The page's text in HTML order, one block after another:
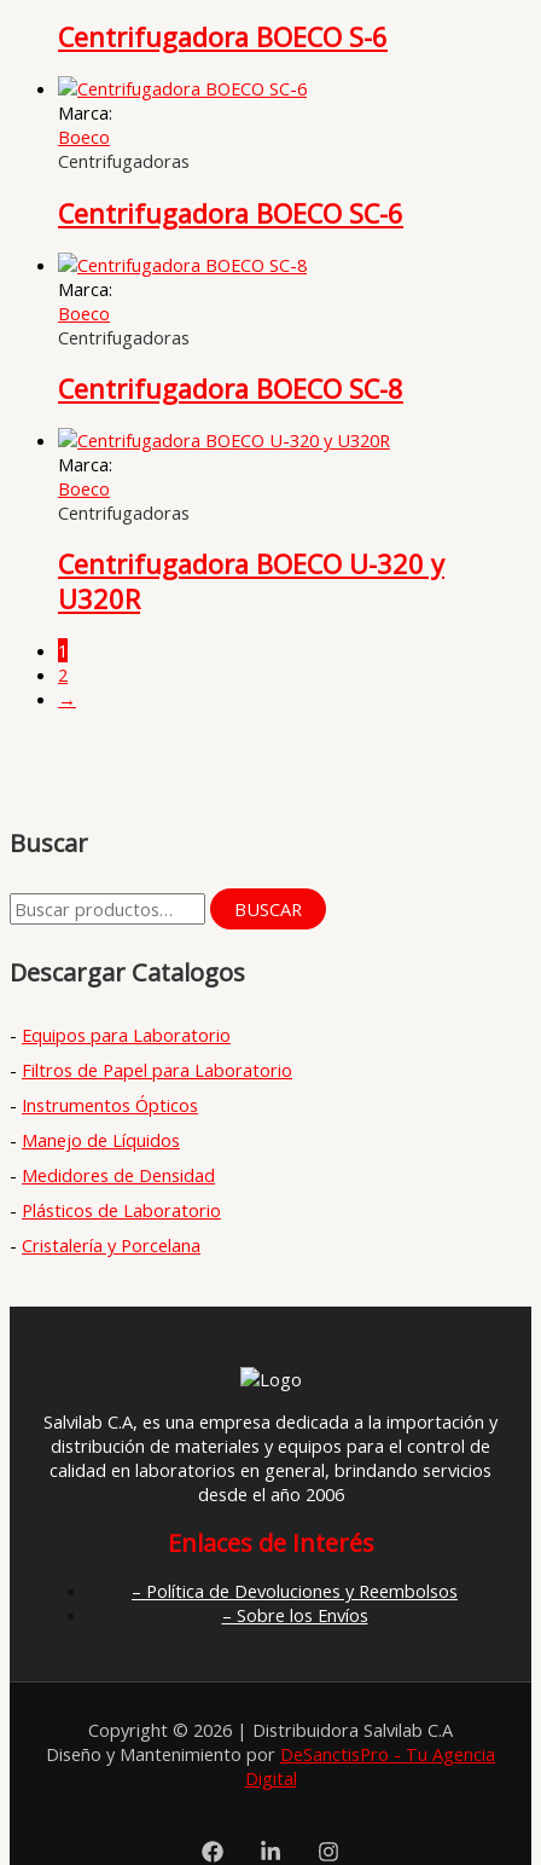
Buscar
B
s
a
r
p
o
r
:
BUSCAR
Descargar Catalogos
- Equipos para Laboratorio
- Filtros de Papel para Laboratorio
- Instrumentos Ópticos
- Manejo de Líquidos
- Medidores de Densidad
- Plásticos de Laboratorio
- Cristalería y Porcelana
Centrifugadora BOECO S-6
Marca:
Boeco
Centrifugadoras
Centrifugadora BOECO SC-6
Marca:
Boeco
Centrifugadoras
Centrifugadora BOECO SC-8
Marca:
Boeco
Centrifugadoras
Centrifugadora BOECO U-320 y
U320R
1
2
→
Salvilab C.A, es una empresa dedicada a la importación y
distribución de materiales y equipos para el control de
calidad en laboratorios en general, brindando servicios
desde el año 2006
Enlaces de Interés
– Política de Devoluciones y Reembolsos
– Sobre los Envíos
Copyright © 2026 | Distribuidora Salvilab C.A
Diseño y Mantenimiento por DeSanctisPro - Tu Agencia
Digital